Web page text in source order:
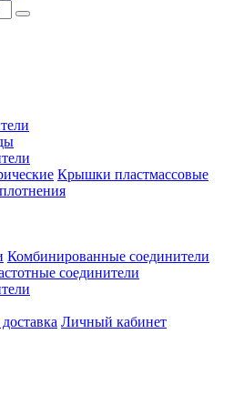
Крышки пластмассовые
Комбинированные соединители
соединители
Личный кабинет